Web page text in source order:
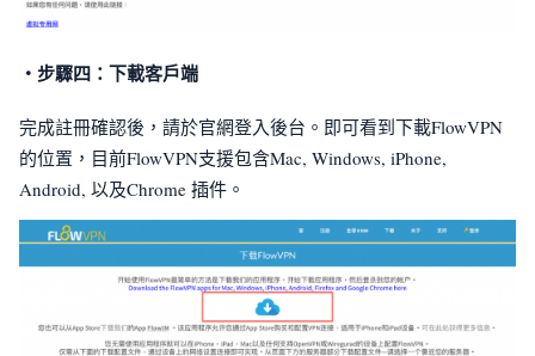
・步驟四：下載客戶端
完成註冊確認後，請於官網登入後台。即可看到下載FlowVPN
的位置，目前FlowVPN支援包含Mac, Windows, iPhone,
Android, 以及Chrome 插件。